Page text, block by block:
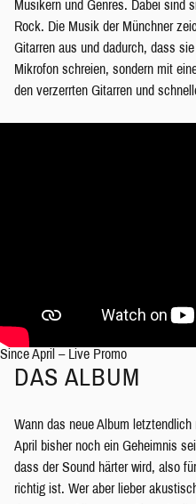
Musikern und Genres. Dabei sind
Rock. Die Musik der Münchner
Gitarren aus und dadurch, dass
Mikrofon schreien, sondern mit
den verzerrten Gitarren und
Since April – Live Promo
DAS ALBUM
Wann das neue Album
April bisher noch ein Geheimnis
dass der Sound härter wird, also
richtig ist. Wer aber lieber